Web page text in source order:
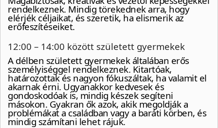
rendelkeznek. Mindig törekednek arra, hogy
elérjék céljaikat, és szeretik, ha elismerik az
erőfeszítéseiket.
12:00 – 14:00 között született gyermekek
A délben született gyermekek általában erős
személyiséggel rendelkeznek. Kitartóak,
határozottak és nagyon fókuszáltak, ha valamit el
akarnak érni. Ugyanakkor kedvesek és
gondoskodóak is, mindig készek segíteni
másokon. Gyakran ők azok, akik megoldják a
problémákat a családban vagy a baráti körben, és
mindig számítani lehet rájuk.